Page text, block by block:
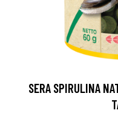
SERA SPIRULINA